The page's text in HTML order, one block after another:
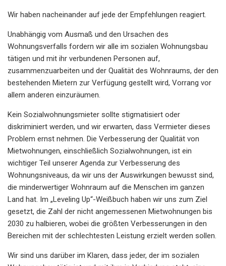
Wir haben nacheinander auf jede der Empfehlungen reagiert.
Unabhängig vom Ausmaß und den Ursachen des
Wohnungsverfalls fordern wir alle im sozialen Wohnungsbau
tätigen und mit ihr verbundenen Personen auf,
zusammenzuarbeiten und der Qualität des Wohnraums, der den
bestehenden Mietern zur Verfügung gestellt wird, Vorrang vor
allem anderen einzuräumen.
Kein Sozialwohnungsmieter sollte stigmatisiert oder
diskriminiert werden, und wir erwarten, dass Vermieter dieses
Problem ernst nehmen. Die Verbesserung der Qualität von
Mietwohnungen, einschließlich Sozialwohnungen, ist ein
wichtiger Teil unserer Agenda zur Verbesserung des
Wohnungsniveaus, da wir uns der Auswirkungen bewusst sind,
die minderwertiger Wohnraum auf die Menschen im ganzen
Land hat. Im „Leveling Up“-Weißbuch haben wir uns zum Ziel
gesetzt, die Zahl der nicht angemessenen Mietwohnungen bis
2030 zu halbieren, wobei die größten Verbesserungen in den
Bereichen mit der schlechtesten Leistung erzielt werden sollen.
Wir sind uns darüber im Klaren, dass jeder, der im sozialen